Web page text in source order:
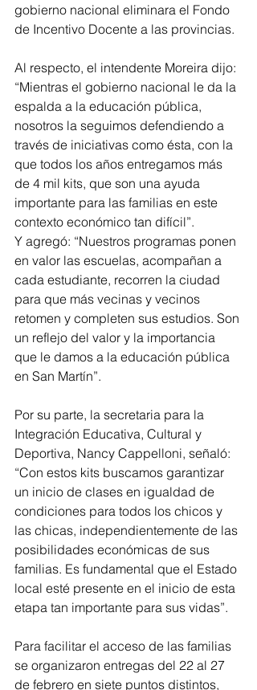
gobierno nacional eliminara el Fondo
de Incentivo Docente a las provincias.
Al respecto, el intendente Moreira dijo:
“Mientras el gobierno nacional le da la
espalda a la educación pública,
nosotros la seguimos defendiendo a
través de iniciativas como ésta, con la
que todos los años entregamos más
de 4 mil kits, que son una ayuda
importante para las familias en este
contexto económico tan difícil”.
Y agregó: “Nuestros programas ponen
en valor las escuelas, acompañan a
cada estudiante, recorren la ciudad
para que más vecinas y vecinos
retomen y completen sus estudios. Son
un reflejo del valor y la importancia
que le damos a la educación pública
en San Martín”.
Por su parte, la secretaria para la
Integración Educativa, Cultural y
Deportiva, Nancy Cappelloni, señaló:
“Con estos kits buscamos garantizar
un inicio de clases en igualdad de
condiciones para todos los chicos y
las chicas, independientemente de las
posibilidades económicas de sus
familias. Es fundamental que el Estado
local esté presente en el inicio de esta
etapa tan importante para sus vidas”.
Para facilitar el acceso de las familias
se organizaron entregas del 22 al 27
de febrero en siete puntos distintos,